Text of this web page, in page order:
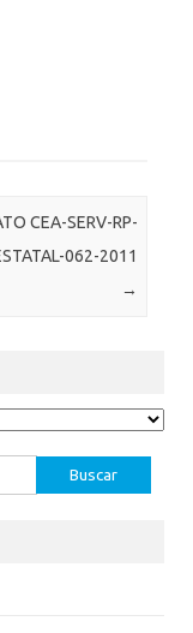
CEA-SERV-RP-
062-2011
→